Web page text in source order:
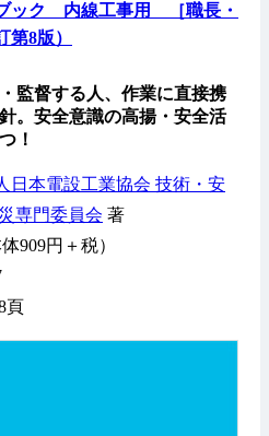
ック 内線工事用 ［職長・
8版）
監督する人、作業に直接携
。安全意識の高揚・安全活
！
日本電設工業協会 技術・安
専門委員会 著
909円＋税）
頁